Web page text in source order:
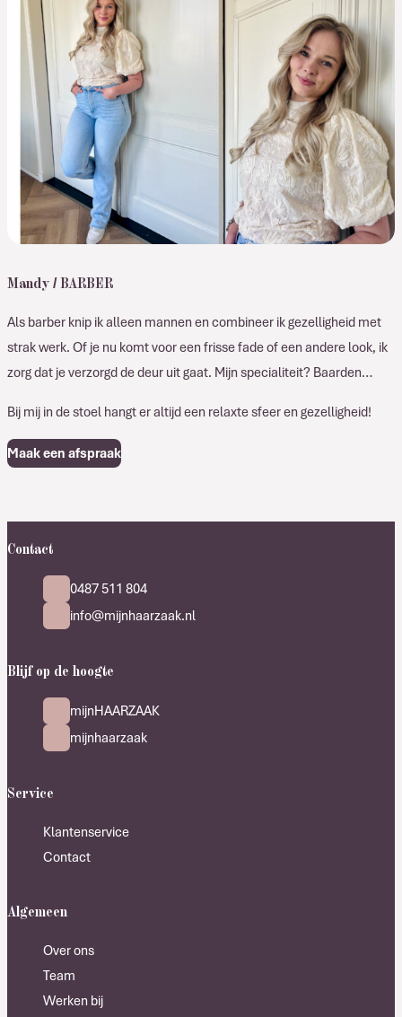
Mandy / BARBER
Als barber knip ik alleen mannen en combineer ik gezelligheid met
strak werk. Of je nu komt voor een frisse fade of een andere look, ik
zorg dat je verzorgd de deur uit gaat. Mijn specialiteit? Baarden…
Bij mij in de stoel hangt er altijd een relaxte sfeer en gezelligheid!
Maak een afspraak
Contact
0487 511 804
info@mijnhaarzaak.nl
Blijf op de hoogte
mijnHAARZAAK
mijnhaarzaak
Service
Klantenservice
Contact
Algemeen
Over ons
Team
Werken bij